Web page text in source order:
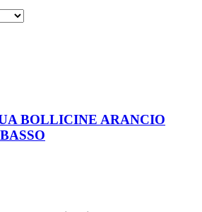
BOLLICINE ARANCIO